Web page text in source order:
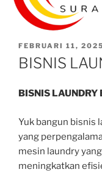
FEBRUARI 11, 2025
BISNIS
BISNIS LAUNDRY
Yuk bangun bisnis
yang
mesin laundry
meningkatkan